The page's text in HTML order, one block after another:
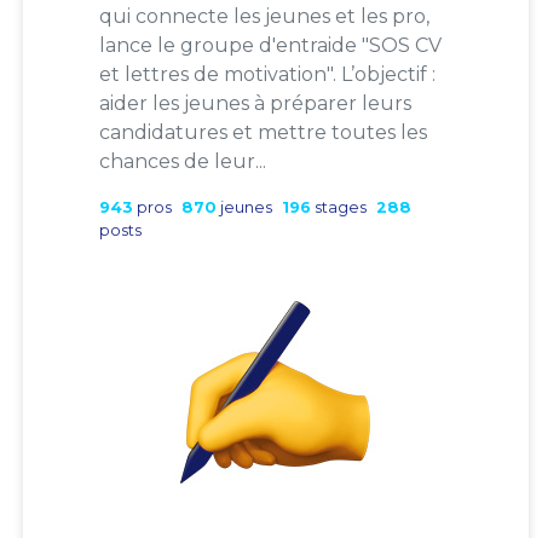
qui connecte les jeunes et les pro,
lance le groupe d'entraide "SOS CV
et lettres de motivation". L’objectif :
aider les jeunes à préparer leurs
candidatures et mettre toutes les
chances de leur...
943 pros 870 jeunes 196 stages 288
posts